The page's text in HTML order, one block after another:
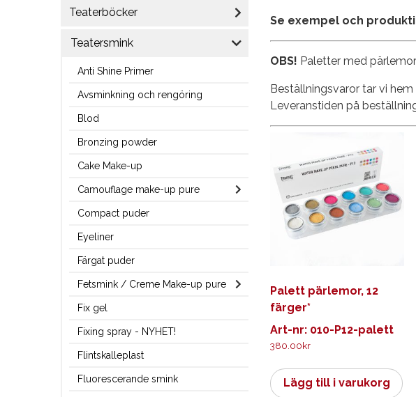
Teaterböcker
Teatersmink
Anti Shine Primer
Avsminkning och rengöring
Blod
Bronzing powder
Cake Make-up
Camouflage make-up pure
Compact puder
Eyeliner
Färgat puder
Fetsmink / Creme Make-up pure
Fix gel
Fixing spray - NYHET!
Flintskalleplast
Fluorescerande smink
Se exempel och
OBS! Paletter med
Beställningsvaror tar vi
Leveranstiden på
Palett pärlemor, 12
färger*
Art-nr: 010-P12-palett
380.00kr
Lägg till i varukorg